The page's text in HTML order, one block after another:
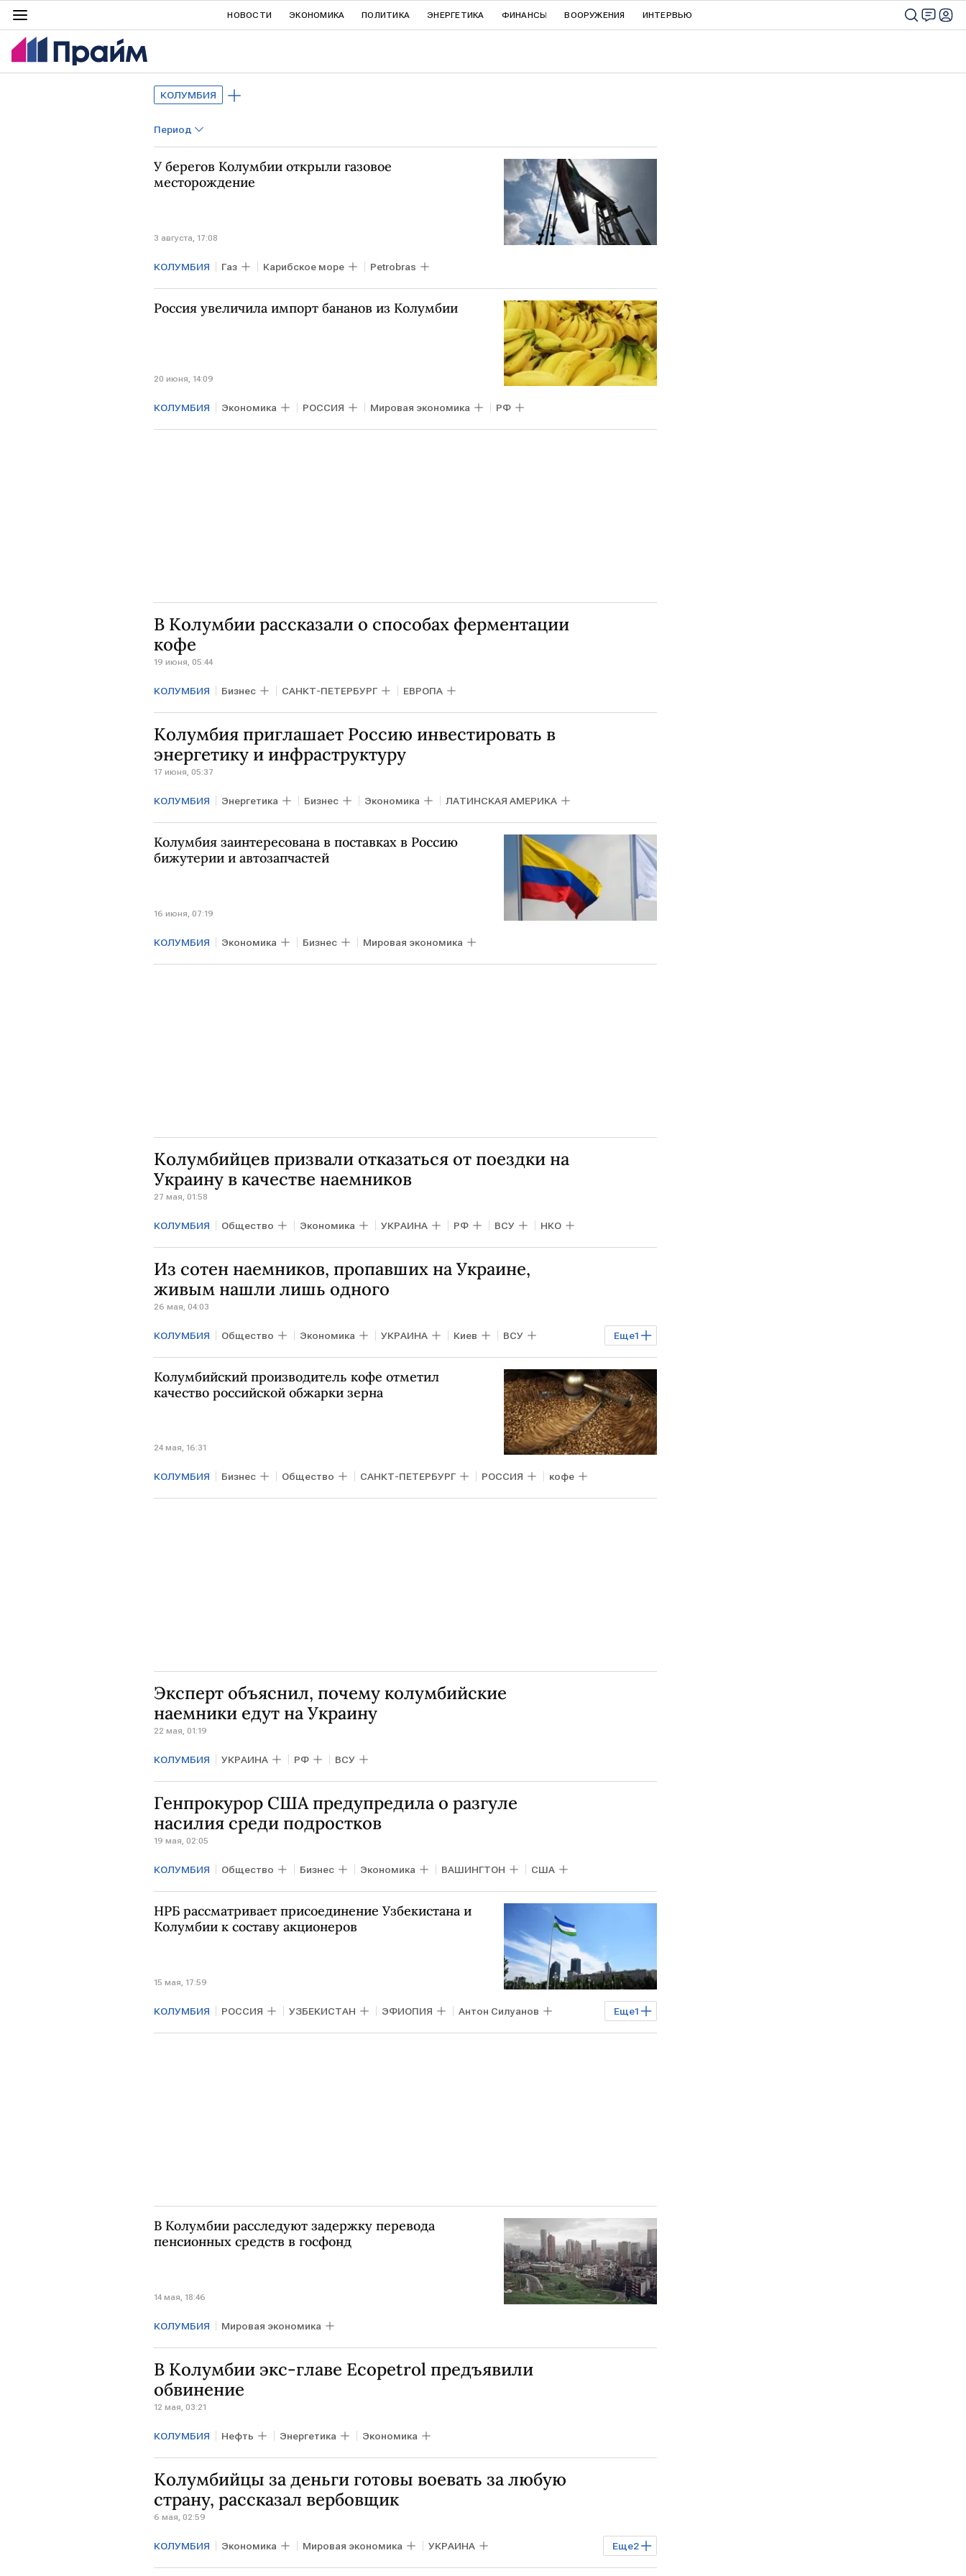
НОВОСТИ ЭКОНОМИКА ПОЛИТИКА ЭНЕРГЕТИКА ФИНАНСЫ ВООРУЖЕНИЯ ИНТЕРВЬЮ
КОЛУМБИЯ
Период
У берегов Колумбии открыли газовое
месторождение
3 августа, 17:08
КОЛУМБИЯ Газ Карибское море Petrobras
Россия увеличила импорт бананов из Колумбии
20 июня, 14:09
КОЛУМБИЯ Экономика РОССИЯ Мировая экономика РФ
В Колумбии рассказали о способах ферментации
кофе
19 июня, 05:44
КОЛУМБИЯ Бизнес САНКТ-ПЕТЕРБУРГ ЕВРОПА
Колумбия приглашает Россию инвестировать в
энергетику и инфраструктуру
17 июня, 05:37
КОЛУМБИЯ Энергетика Бизнес Экономика ЛАТИНСКАЯ АМЕРИКА
Колумбия заинтересована в поставках в Россию
бижутерии и автозапчастей
16 июня, 07:19
КОЛУМБИЯ Экономика Бизнес Мировая экономика
Колумбийцев призвали отказаться от поездки на
Украину в качестве наемников
27 мая, 01:58
КОЛУМБИЯ Общество Экономика УКРАИНА РФ ВСУ НКО
Из сотен наемников, пропавших на Украине,
живым нашли лишь одного
26 мая, 04:03
Еще1
КОЛУМБИЯ Общество Экономика УКРАИНА Киев ВСУ
Минобороны РФ
Колумбийский производитель кофе отметил
качество российской обжарки зерна
24 мая, 16:31
КОЛУМБИЯ Бизнес Общество САНКТ-ПЕТЕРБУРГ РОССИЯ кофе
Эксперт объяснил, почему колумбийские
наемники едут на Украину
22 мая, 01:19
КОЛУМБИЯ УКРАИНА РФ ВСУ
Генпрокурор США предупредила о разгуле
насилия среди подростков
19 мая, 02:05
КОЛУМБИЯ Общество Бизнес Экономика ВАШИНГТОН США
НРБ рассматривает присоединение Узбекистана и
Колумбии к составу акционеров
15 мая, 17:59
Еще1
КОЛУМБИЯ РОССИЯ УЗБЕКИСТАН ЭФИОПИЯ Антон Силуанов
Новый банк развития БРИКС
В Колумбии расследуют задержку перевода
пенсионных средств в госфонд
14 мая, 18:46
КОЛУМБИЯ Мировая экономика
В Колумбии экс-главе Ecopetrol предъявили
обвинение
12 мая, 03:21
КОЛУМБИЯ Нефть Энергетика Экономика
Колумбийцы за деньги готовы воевать за любую
страну, рассказал вербовщик
6 мая, 02:59
Еще2
КОЛУМБИЯ Экономика Мировая экономика УКРАИНА
БЛИЖНИЙ ВОСТОК ВСУ